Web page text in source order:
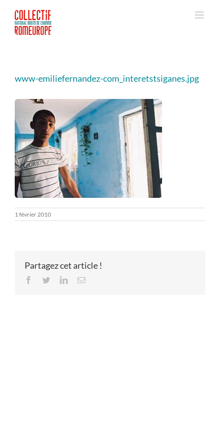
contenu
www-emiliefernandez-com_interetstsiganes.jpg
1 février 2010
Partagez cet article !
Facebook
TwitterLinkedInEmail